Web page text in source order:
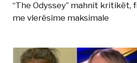
“The Odyssey” mahnit kritikët,
me vlerësime maksimale